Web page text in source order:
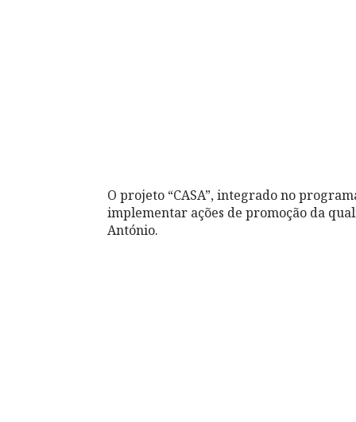
O projeto “CASA”, integrado no
implementar ações de promoção da
António.